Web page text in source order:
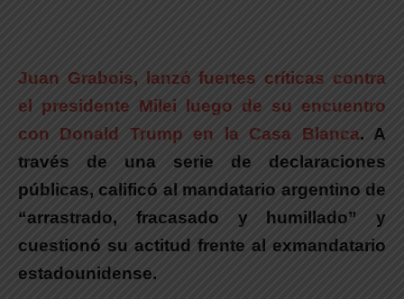
Juan Grabois, lanzó fuertes críticas contra
el presidente Milei luego de su encuentro
con Donald Trump en la Casa Blanca. A
través de una serie de declaraciones
públicas,calificó al mandatario argentino de
“arrastrado, fracasado y humillado”
y
cuestionó su actitud frente al exmandatario
estadounidense.